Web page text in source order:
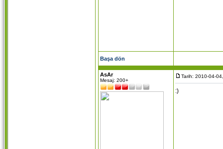
Başa dön
AsAr
Mesaj: 200+
Tarih: 2010-04-
:)